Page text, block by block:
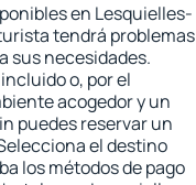
en Lesquielles-
tendrá problemas
sus necesidades.
o, por el
acogedor y un
puedes reservar un
el destino
los métodos de pago